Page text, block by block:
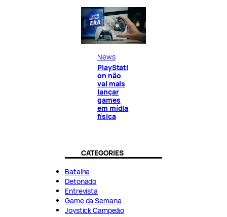
News
PlayStati
on não
vai mais
lançar
games
em mídia
física
CATEGORIES
Batalha
Detonado
Entrevista
Game da Semana
Joystick Campeão